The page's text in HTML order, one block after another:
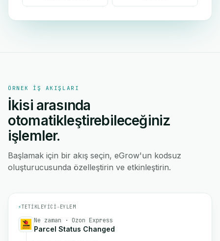
ÖRNEK IŞ AKIŞLARI
İkisi arasında
otomatikleştirebileceğiniz
işlemler.
Başlamak için bir akış seçin, eGrow'un kodsuz
oluşturucusunda özelleştirin ve etkinleştirin.
⚡TETIKLEYICI→EYLEM
Ne zaman · Ozon Express
Parcel Status Changed